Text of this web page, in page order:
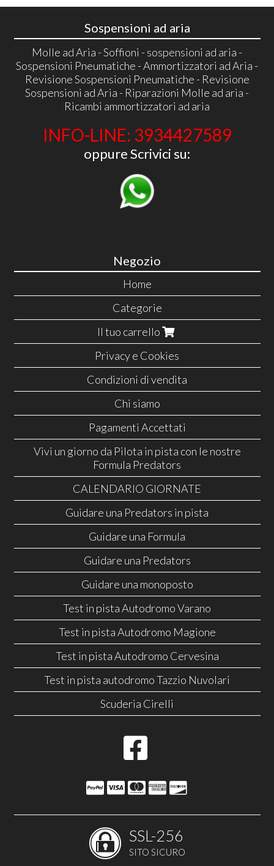
Sospensioni ad aria
Molle ad Aria - Soffioni - sospensioni ad aria -
Sospensioni Pneumatiche - Ammortizzatori ad Aria -
Revisione Sospensioni Pneumatiche - Revisione
Sospensioni ad Aria - Riparazioni Molle ad aria -
Ricambi ammortizzatori ad aria
INFO-LINE: 3934427589
oppure Scrivici su:
Negozio
Home
Categorie
Il tuo carrello
Privacy e Cookies
Condizioni di vendita
Chi siamo
Pagamenti Accettati
Vivi un giorno da Pilota in pista con le nostre
Formula Predators
CALENDARIO GIORNATE
Guidare una Predators in pista
Guidare una Formula
Guidare una Predators
Guidare una monoposto
Test in pista Autodromo Varano
Test in pista Autodromo Magione
Test in pista Autodromo Cervesina
Test in pista autodromo Tazzio Nuvolari
Scuderia Cirelli
SSL-256
SITO SICURO